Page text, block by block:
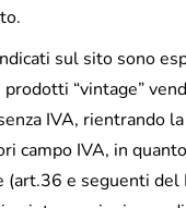
sul sito sono
“vintage”
IVA, rientrando
campo IVA, in
(art.36 e seguenti del